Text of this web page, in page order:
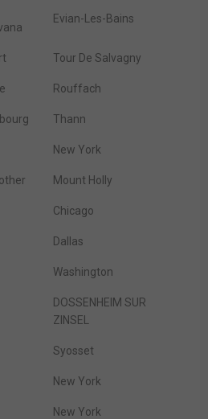
Evian-Les-Bains
Tour De Salvagny
Rouffach
Thann
New York
Mount Holly
Chicago
Dallas
Washington
DOSSENHEIM SUR
ZINSEL
Syosset
New York
New York